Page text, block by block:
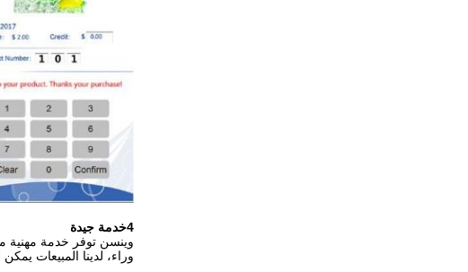
4خدمة جيدة
وينسن توفر خدمة مهنية
وراء، لدينا المبيعات